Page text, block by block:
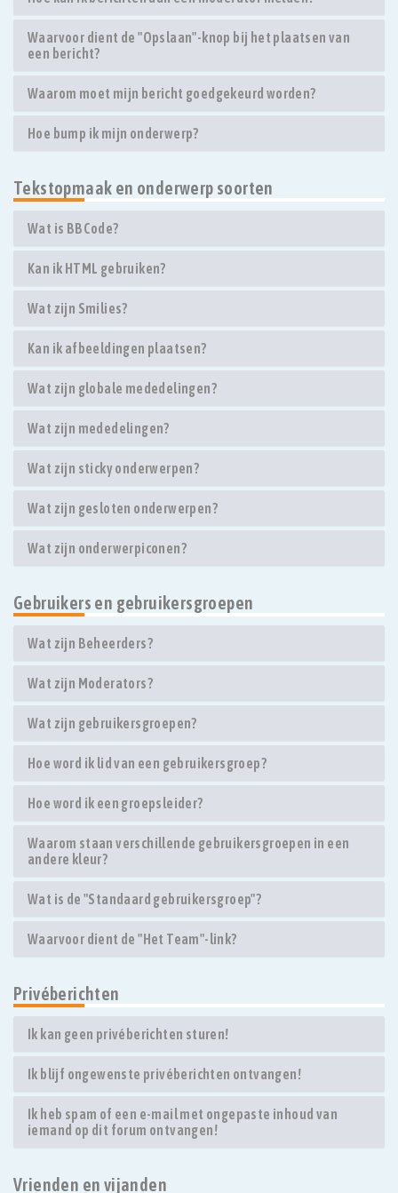
Waarvoor dient de "Opslaan"-knop bij het plaatsen van
een bericht?
Waarom moet mijn bericht goedgekeurd worden?
Hoe bump ik mijn onderwerp?
Tekstopmaak en onderwerp soorten
Wat is BBCode?
Kan ik HTML gebruiken?
Wat zijn Smilies?
Kan ik afbeeldingen plaatsen?
Wat zijn globale mededelingen?
Wat zijn mededelingen?
Wat zijn sticky onderwerpen?
Wat zijn gesloten onderwerpen?
Wat zijn onderwerpiconen?
Gebruikers en gebruikersgroepen
Wat zijn Beheerders?
Wat zijn Moderators?
Wat zijn gebruikersgroepen?
Hoe word ik lid van een gebruikersgroep?
Hoe word ik een groepsleider?
Waarom staan verschillende gebruikersgroepen in een
andere kleur?
Wat is de "Standaard gebruikersgroep"?
Waarvoor dient de "Het Team"-link?
Privéberichten
Ik kan geen privéberichten sturen!
Ik blijf ongewenste privéberichten ontvangen!
Ik heb spam of een e-mail met ongepaste inhoud van
iemand op dit forum ontvangen!
Vrienden en vijanden